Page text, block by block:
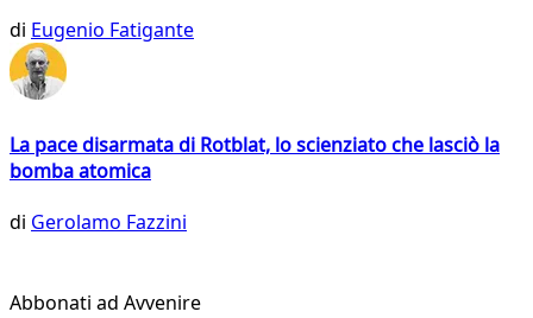
di Eugenio Fatigante
La pace disarmata di Rotblat, lo scienziato che lasciò la
bomba atomica
di Gerolamo Fazzini
Abbonati ad Avvenire